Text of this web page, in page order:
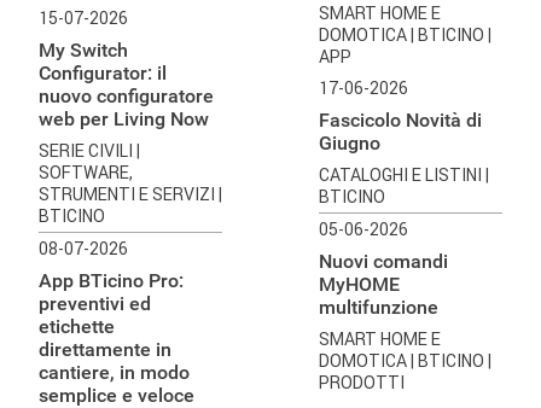
15-07-2026
My Switch
Configurator: il
nuovo configuratore
web per Living Now
SERIE CIVILI |
SOFTWARE,
STRUMENTI E SERVIZI |
BTICINO
08-07-2026
App BTicino Pro:
preventivi ed
etichette
direttamente in
cantiere, in modo
semplice e veloce
SMART HOME E
DOMOTICA| BTICINO |
APP
17-06-2026
Fascicolo Novità di
Giugno
CATALOGHI E LISTINI |
BTICINO
05-06-2026
Nuovi comandi
MyHOME
multifunzione
SMART HOME E
DOMOTICA| BTICINO |
PRODOTTI